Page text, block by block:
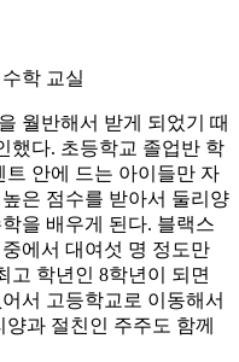
학 교실
월반해서 받게 되었기 때
했다. 초등학교 졸업반 학
안에 드는 아이들만 자
은 점수를 받아서 둘리양
을 배우게 된다. 블랙스
에서 대여섯 명 정도만
고 학년인 8학년이 되면
서 고등학교로 이동해서
과 절친인 주주도 함께